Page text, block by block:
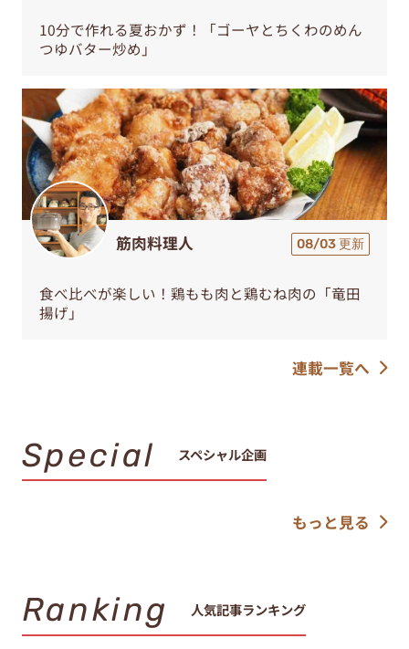
10分で作れる夏おかず！「ゴーヤとちくわのめん
つゆバター炒め」
筋肉料理人 08/03 更新
食べ比べが楽しい！鶏もも肉と鶏むね肉の「竜田
揚げ」
連載一覧へ
Special スペシャル企画
もっと見る
Ranking 人気記事ランキング